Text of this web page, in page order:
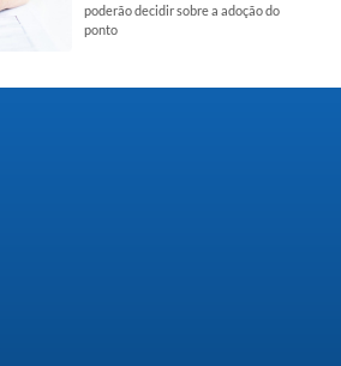
poderão decidir sobre a adoção do
ponto